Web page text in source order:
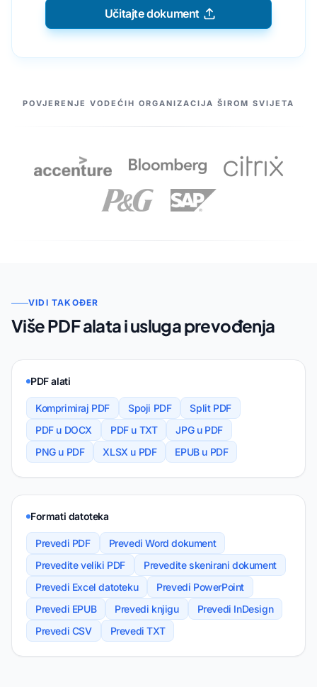
Učitajte dokument
NAŠI PARTNERI
POVJERENJE VODEĆIH ORGANIZACIJA ŠIROM SVIJETA
VIDI TAKOĐER
Više PDF alata i usluga prevođenja
PDF alati
Komprimiraj PDF Spoji PDF
Split PDF
PDF u DOCX
PDF u TXT
JPG u PDF
PNG u PDF
XLSX u PDF EPUB u PDF
Formati datoteka
Prevedi PDF
Prevedi Word dokument
Prevedite veliki PDF
Prevedite skenirani dokument
Prevedi Excel datoteku
Prevedi PowerPoint
Prevedi EPUB
Prevedi knjigu
Prevedi InDesign
Prevedi CSV
Prevedi TXT